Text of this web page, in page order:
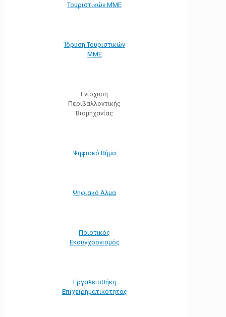
Τουριστικών ΜΜΕ
Ίδρυση Τουριστικών
ΜΜΕ
Ενίσχυση
Περιβαλλοντικής
Βιομηχανίας
Ψηφιακό Βήμα
Ψηφιακό Άλμα
Ποιοτικός
Εκσυγχρονισμός
Εργαλειοθήκη
Eπιχειρηματικότητας